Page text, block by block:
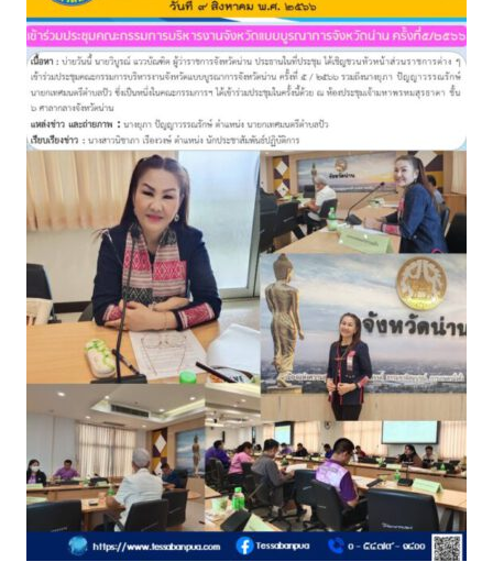
งบแสดงฐานะการคลัง
งบแสดงฐานะการเงิน เทศบาลตำบลปัว ประจำปีงบประมาณ 2561
ติดต่อหน่วยงาน
ที่พัก
Amante Baristro Hotel & Cafe’ @Pua
C View Home
Deply
Go Hight ‘O Village
HOMU Villa
Montha Residence
Shanti – Retreat